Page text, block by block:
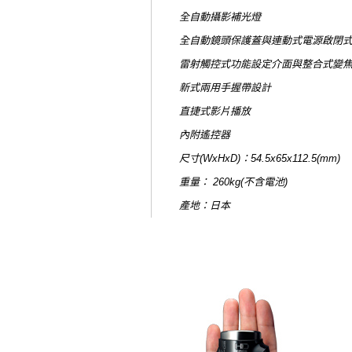
全自動攝影補光燈
全自動鏡頭保護蓋與連動式電源啟閉
雷射觸控式功能設定介面與整合式變
新式兩用手握帶設計
直捷式影片播放
內附遙控器
尺寸(WxHxD)：54.5x65x112.5(mm)
重量： 260kg(不含電池)
產地：日本